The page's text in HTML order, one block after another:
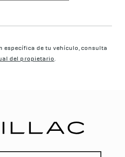
específica de tu vehículo, consulta
del propietario.